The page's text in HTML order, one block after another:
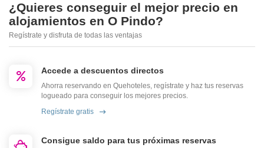
¿Quieres conseguir el mejor precio en
alojamientos en O Pindo?
Regístrate y disfruta de todas las ventajas
Accede a descuentos directos
Ahorra reservando en Quehoteles, regístrate y haz tus reservas
logueado para conseguir los mejores precios.
Regístrate gratis
Consigue saldo para tus próximas reservas